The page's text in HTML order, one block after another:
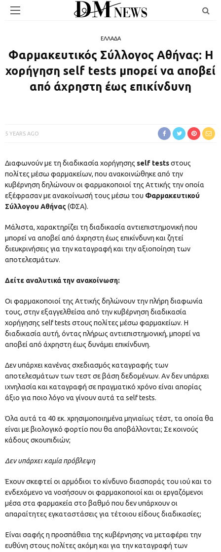
ΕΛΛΑΔΑ
Φαρμακευτικός Σύλλογος Αθήνας: Η
χορήγηση self tests μπορεί να αποβεί
από άχρηστη έως επικίνδυνη
5 YEARS AGO
Διαφωνούν με τη διαδικασία χορήγησης self testsστους
πολίτες μέσω φαρμακείων, που ανακοινώθηκε από την
κυβέρνηση δηλώνουν οι φαρμακοποιοί της Αττικής την οποία
εξέφρασαν με ανακοίνωσή τους μέσω του Φαρμακευτικού
Σύλλογου Αθήνας (ΦΣΑ).
Μάλιστα, χαρακτηρίζει τη διαδικασία αντιεπιστημονική που
μπορεί να αποβεί από άχρηστη έως επικίνδυνη και ζητεί
διευκρινήσεις για την καταγραφή και την αξιοποίηση των
αποτελεσμάτων.
Δείτε αναλυτικά την ανακοίνωση:
Οι φαρμακοποιοί της Αττικής δηλώνουν την πλήρη διαφωνία
τους, στην εξαγγελθείσα από την κυβέρνηση διαδικασία
χορήγησης self tests στους πολίτες μέσω φαρμακείων. Η
διαδικασία αυτή, όντας πλήρως αντιεπιστημονική, μπορεί να
αποβεί από άχρηστη έως δυνάμει επικίνδυνη.
Δεν υπάρχει κανένας σχεδιασμός καταγραφής των
αποτελεσμάτων των τεστ σε βάση δεδομένων. Αν δεν υπάρχει
ιχνηλασία και καταγραφή σε πραγματικό χρόνο είναι απορίας
άξιο για ποιο λόγο να γίνουν αυτά τα self tests.
Όλα αυτά τα 40 εκ. χρησιμοποιημένα μηνιαίως τέστ, τα οποία θα
είναι με βιολογικό φορτίο που θα αποβάλλονται; Σε κοινούς
κάδους σκουπιδιών;
Δεν υπάρχει καμία πρόβλεψη
Έχουν σκεφτεί οι αρμόδιοι το κίνδυνο διασποράς του ιού και το
ενδεχόμενο να νοσήσουν οι φαρμακοποιοί και οι εργαζόμενοι
μέσα στα φαρμακεία στο βαθμό που δεν υπάρχουν οι
απαραίτητες εγκαταστάσεις για τέτοιου είδους διαδικασίες;
Είναι σαφής η προσπάθεια της κυβέρνησης να μεταφέρει την
ευθύνη στους πολίτες ακόμη και για την καταγραφή των